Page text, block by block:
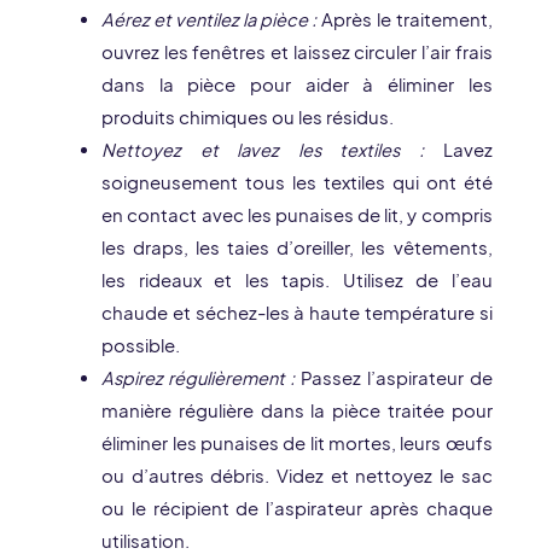
Aérez et ventilez la pièce :Après le traitement,
ouvrez les fenêtres et laissez circuler l’air frais
dans la pièce pour aider à éliminer les
produits chimiques ou les résidus.
Nettoyez et lavez les textiles : Lavez
soigneusement tous les textiles qui ont été
en contact avec les punaises de lit, y compris
les draps, les taies d’oreiller, les vêtements,
les rideaux et les tapis. Utilisez de l’eau
chaude et séchez-les à haute température si
possible.
Aspirez régulièrement :Passez l’aspirateur de
manière régulière dans la pièce traitée pour
éliminer les punaises de lit mortes, leurs œufs
ou d’autres débris. Videz et nettoyez le sac
ou le récipient de l’aspirateur après chaque
utilisation.